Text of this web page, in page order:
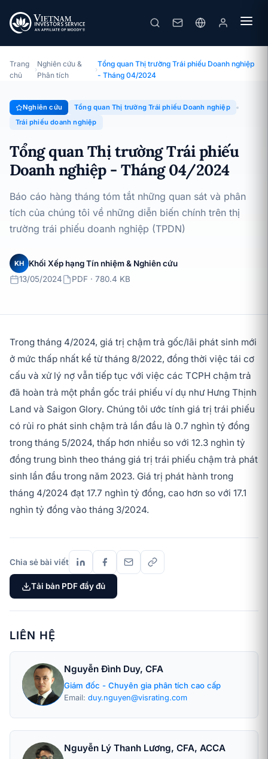
Chuyên đề · Tổng quan Thị trường Trái phiếu Doanh nghiệp ·
13/05/2024
Trang
chủ
›
Nghiên cứu &
Phân tích
›
Tổng quan Thị trường Trái phiếu Doanh nghiệp
- Tháng 04/2024
Nghiên cứu
Tổng quan Thị trường Trái phiếu Doanh nghiệp
Trái phiếu doanh nghiệp
Tổng quan Thị trường Trái phiếu
Doanh nghiệp - Tháng 04/2024
Báo cáo hàng tháng tóm tắt những quan sát và phân
tích của chúng tôi về những diễn biến chính trên thị
trường trái phiếu doanh nghiệp (TPDN)
KH
Khối Xếp hạng Tín nhiệm & Nghiên cứu
13/05/2024
PDF · 780.4 KB
Trong tháng 4/2024, giá trị chậm trả gốc/lãi phát sinh mới
ở mức thấp nhất kể từ tháng 8/2022, đồng thời việc tái cơ
cấu và xử lý nợ vẫn tiếp tục với việc các TCPH chậm trả
đã hoàn trả một phần gốc trái phiếu ví dụ như Hưng Thịnh
Land và Saigon Glory. Chúng tôi ước tính giá trị trái phiếu
có rủi ro phát sinh chậm trả lần đầu là 0.7 nghìn tỷ đồng
trong tháng 5/2024, thấp hơn nhiều so với 12.3 nghìn tỷ
đồng trung bình theo tháng giá trị trái phiếu chậm trả phát
sinh lần đầu trong năm 2023. Giá trị phát hành trong
tháng 4/2024 đạt 17.7 nghìn tỷ đồng, cao hơn so với 17.1
nghìn tỷ đồng vào tháng 3/2024.
Chia sẻ bài viết
Tải bản PDF đầy đủ
LIÊN HỆ
Nguyễn Đình Duy, CFA
Giám đốc - Chuyên gia phân tích cao cấp
Email: duy.nguyen@visrating.com
Nguyễn Lý Thanh Lương, CFA, ACCA